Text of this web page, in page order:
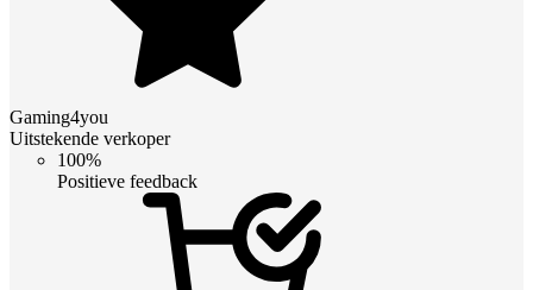
Gaming4you
Uitstekende verkoper
100%
Positieve feedback